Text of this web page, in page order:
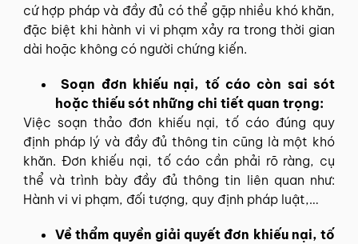
cứ hợp pháp và đầy đủ có thể gặp nhiều khó khăn,
đặc biệt khi hành vi vi phạm xảy ra trong thời gian
dài hoặc không có người chứng kiến.
Soạn đơn khiếu nại, tố cáo còn sai sót
hoặc thiếu sót những chi tiết quan trọng:
Việc soạn thảo đơn khiếu nại, tố cáo đúng quy
định pháp lý và đầy đủ thông tin cũng là một khó
khăn. Đơn khiếu nại, tố cáo cần phải rõ ràng, cụ
thể và trình bày đầy đủ thông tin liên quan như:
Hành vi vi phạm, đối tượng, quy định pháp luật,…
Về thẩm quyền giải quyết đơn khiếu nại, tố